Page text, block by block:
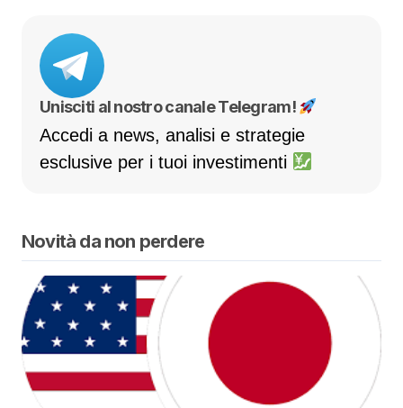
Unisciti al nostro canale Telegram!
Accedi a news, analisi e strategie
esclusive per i tuoi investimenti
Novità da non perdere